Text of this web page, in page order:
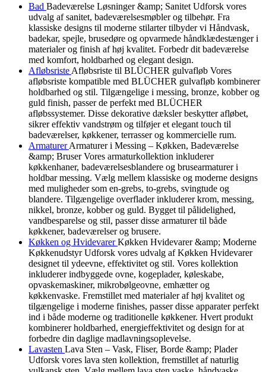
Bad Badeværelse Løsninger &amp; Sanitet Udforsk vores
udvalg af sanitet, badeværelsesmøbler og tilbehør. Fra
klassiske designs til moderne stilarter tilbyder vi Håndvask,
badekar, spejle, brusedøre og opvarmede håndklædestænger i
materialer og finish af høj kvalitet. Forbedr dit badeværelse
med komfort, holdbarhed og elegant design.
Afløbsriste Afløbsriste til BLÜCHER gulvafløb Vores
afløbsriste kompatible med BLÜCHER gulvafløb kombinerer
holdbarhed og stil. Tilgængelige i messing, bronze, kobber og
guld finish, passer de perfekt med BLÜCHER
afløbssystemer. Disse dekorative dæksler beskytter afløbet,
sikrer effektiv vandstrøm og tilføjer et elegant touch til
badeværelser, køkkener, terrasser og kommercielle rum.
ArmaturerArmaturer i Messing – Køkken, Badeværelse
&amp; Bruser Vores armaturkollektion inkluderer
køkkenhaner, badeværelsesblandere og brusearmaturer i
holdbar messing. Vælg mellem klassiske og moderne designs
med muligheder som en-grebs, to-grebs, svingtude og
blandere. Tilgængelige overflader inkluderer krom, messing,
nikkel, bronze, kobber og guld. Bygget til pålidelighed,
vandbesparelse og stil, passer disse armaturer til både
køkkener, badeværelser og brusere.
Køkken og HvidevarerKøkken Hvidevarer &amp; Moderne
Køkkenudstyr Udforsk vores udvalg af Køkken Hvidevarer
designet til ydeevne, effektivitet og stil. Vores kollektion
inkluderer indbyggede ovne, kogeplader, køleskabe,
opvaskemaskiner, mikrobølgeovne, emhætter og
køkkenvaske. Fremstillet med materialer af høj kvalitet og
tilgængelige i moderne finishes, passer disse apparater perfekt
ind i både moderne og traditionelle køkkener. Hvert produkt
kombinerer holdbarhed, energieffektivitet og design for at
forbedre din daglige madlavningsoplevelse.
Lavasten Lava Sten – Vask, Fliser, Borde &amp; Plader
Udforsk vores lava sten kollektion, fremstillet af naturlig